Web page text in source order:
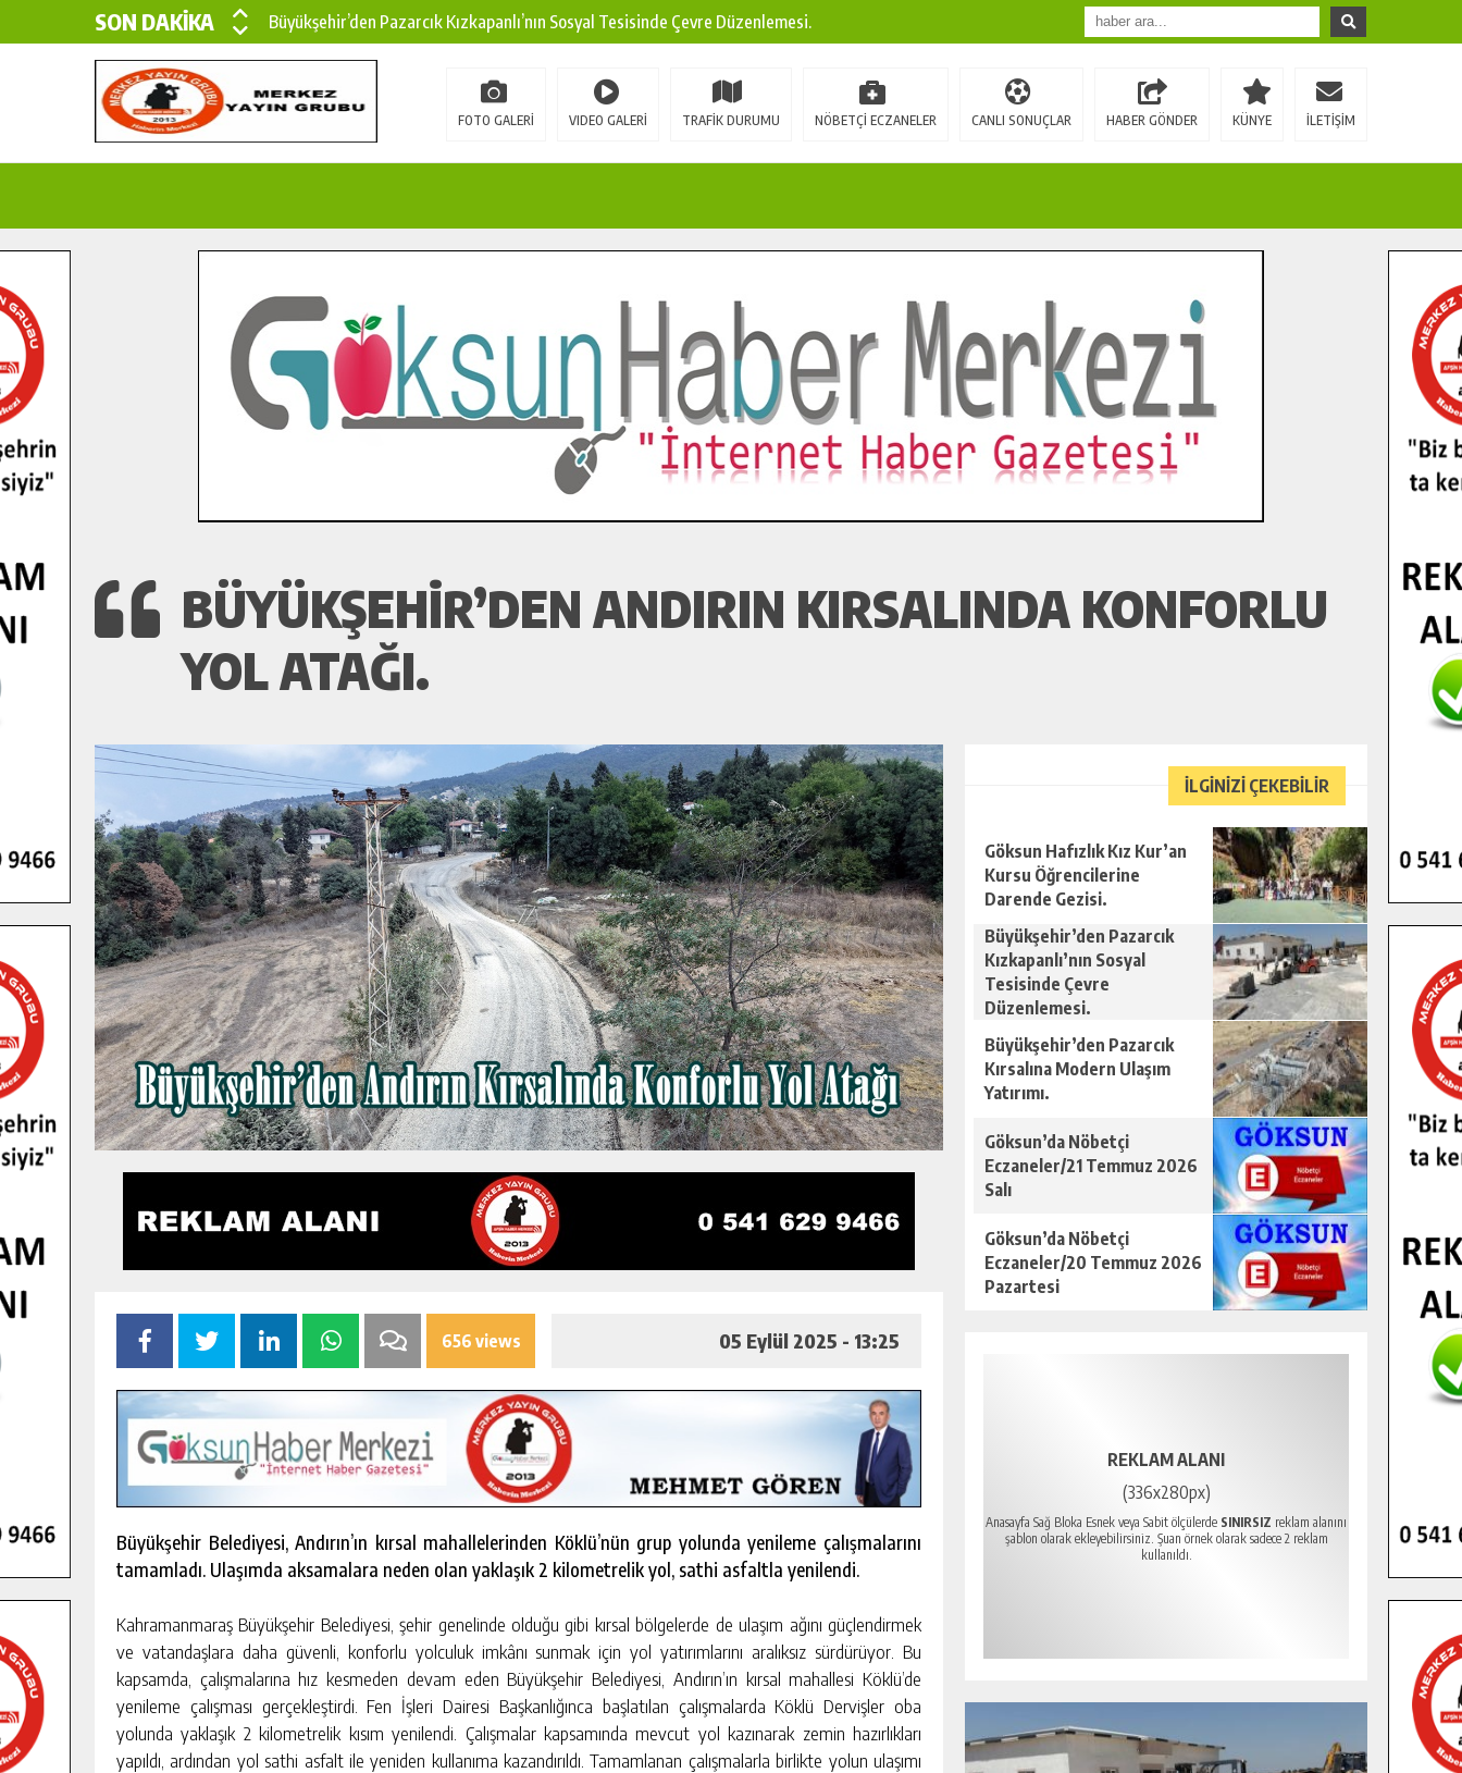
SON DAKİKA
Büyükşehir’den Pazarcık Kızkapanlı’nın Sosyal Tesisinde Çevre Düzenlemesi.
Büyükşehir’den Pazarcık Kırsalına Modern Ulaşım Yatırımı.
Çin’den KSÜ’ye Uluslararası Başarı: Edinilen Bilgi Türk Tarımına Katkı Sağlayacak.
İlçe Jandarma Komutanı Karakaya’dan Başkan Cüce’ye Veda Ziyareti.
Bertiz’in Yeni Köprüsünde Sona Doğru.
FOTO GALERİ VIDEO GALERİ TRAFİK DURUMU NÖBETÇİ ECZANELER CANLI SONUÇLAR HABER GÖNDER KÜNYE İLETİŞİM
BÜYÜKŞEHIR’DEN ANDIRIN KIRSALINDA KONFORLU
YOL ATAĞI.
656 views 05 Eylül 2025 - 13:25
Büyükşehir Belediyesi, Andırın’ın kırsal mahallelerinden Köklü’nün grup yolunda yenileme çalışmalarını
tamamladı. Ulaşımda aksamalara neden olan yaklaşık 2 kilometrelik yol, sathi asfaltla yenilendi.
Kahramanmaraş Büyükşehir Belediyesi, şehir genelinde olduğu gibi kırsal bölgelerde de ulaşım ağını güçlendirmek
ve vatandaşlara daha güvenli, konforlu yolculuk imkânı sunmak için yol yatırımlarını aralıksız sürdürüyor. Bu
kapsamda, çalışmalarına hız kesmeden devam eden Büyükşehir Belediyesi, Andırın’ın kırsal mahallesi Köklü’de
yenileme çalışması gerçekleştirdi. Fen İşleri Dairesi Başkanlığınca başlatılan çalışmalarda Köklü Dervişler oba
yolunda yaklaşık 2 kilometrelik kısım yenilendi. Çalışmalar kapsamında mevcut yol kazınarak zemin hazırlıkları
yapıldı, ardından yol sathi asfalt ile yeniden kullanıma kazandırıldı. Tamamlanan çalışmalarla birlikte yolun ulaşımı
İLGİNİZİ ÇEKEBİLİR
Göksun Hafızlık Kız Kur’an
Kursu Öğrencilerine
Darende Gezisi.
Büyükşehir’den Pazarcık
Kızkapanlı’nın Sosyal
Tesisinde Çevre
Düzenlemesi.
Büyükşehir’den Pazarcık
Kırsalına Modern Ulaşım
Yatırımı.
Göksun’da Nöbetçi
Eczaneler/21 Temmuz 2026
Salı
Göksun’da Nöbetçi
Eczaneler/20 Temmuz 2026
Pazartesi
REKLAM ALANI
(336x280px)
Anasayfa Sağ Bloka Esnek veya Sabit ölçülerde SINIRSIZ reklam alanını
şablon olarak ekleyebilirsiniz. Şuan örnek olarak sadece 2 reklam
kullanıldı.